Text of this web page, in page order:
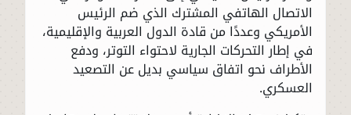
الاتصال الهاتفي المشترك الذي ضم الرئيس
الأمريكي وعددًا من قادة الدول العربية والإقليمية،
في إطار التحركات الجارية لاحتواء التوتر، ودفع
الأطراف نحو اتفاق سياسي بديل عن التصعيد
العسكري.